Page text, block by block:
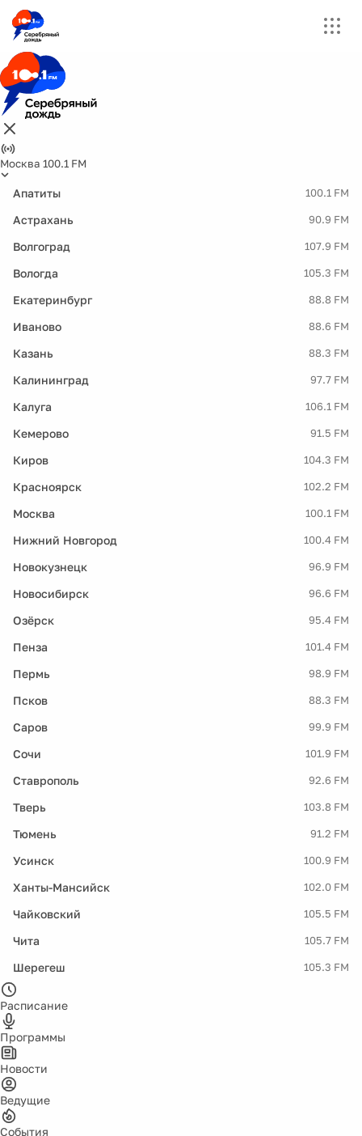
Москва 100.1 FM
Апатиты 100.1 FM
Астрахань 90.9 FM
Волгоград 107.9 FM
Вологда 105.3 FM
Екатеринбург 88.8 FM
Иваново 88.6 FM
Казань 88.3 FM
Калининград 97.7 FM
Калуга 106.1 FM
Кемерово 91.5 FM
Киров 104.3 FM
Красноярск 102.2 FM
Москва 100.1 FM
Нижний Новгород 100.4 FM
Новокузнецк 96.9 FM
Новосибирск 96.6 FM
Озёрск 95.4 FM
Пенза 101.4 FM
Пермь 98.9 FM
Псков 88.3 FM
Саров 99.9 FM
Сочи 101.9 FM
Ставрополь 92.6 FM
Тверь 103.8 FM
Тюмень 91.2 FM
Усинск 100.9 FM
Ханты-Мансийск 102.0 FM
Чайковский 105.5 FM
Чита 105.7 FM
Шерегеш 105.3 FM
Расписание
Программы
Новости
Ведущие
События